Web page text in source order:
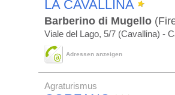
LA CAVALLINA
Barberino di Mugello
Viale del Lago, 5/7 (Cavallina) -
Adressen anzeigen
Agraturismus